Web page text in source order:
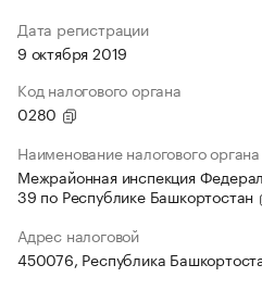
Дата регистрации
9 октября 2019
Код налогового органа
0280
Наименование налогового органа
Межрайонная инспекция
39 по Республике Башкортостан
Адрес налоговой
450076, Республика